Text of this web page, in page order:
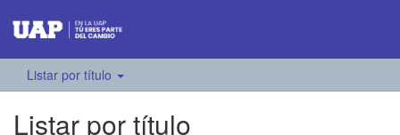
Listar por título
Listar por título